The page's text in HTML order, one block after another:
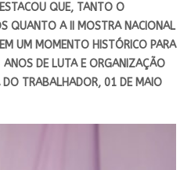
QUE, TANTO O
QUANTO A II MOSTRA NACIONAL
UM MOMENTO HISTÓRICO PARA
DE LUTA E ORGANIZAÇÃO
TRABALHADOR, 01 DE MAIO